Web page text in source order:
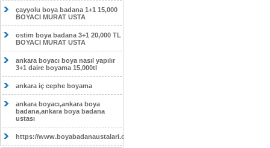
SOKULLU DAİRE BOYAMA 1000TL
EV,İŞYERİ BOYA BADANA USTASI
0554 184 41 66
çayyolu boya badana 1+1 15,000
BOYACI MURAT USTA
ostim boya badana 3+1 20,000 TL
BOYACI MURAT USTA
ankara boyacı boya nasıl yapılır
3+1 daire boyama 15,000tl
ankara iç cephe boyama
ankara boyacı,ankara boya
badana,ankara boya badana
ustası
https://www.boyabadanaustalari.com/